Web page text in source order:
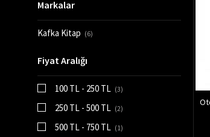
Markalar
Kafka Kitap (6)
Fiyat Aralığı
100 TL - 250 TL (3)
250 TL - 500 TL (2)
500 TL - 750 TL (1)